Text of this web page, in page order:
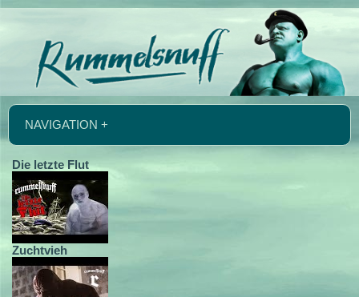
NAVIGATION +
Die letzte Flut
Zuchtvieh